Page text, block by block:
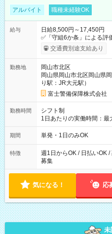
アルバイト 職種未経験OK
給与
日給8,500円～17,450円
✅「守組6か条」による評価制度！✅ 通常日
上記評価制度により「S
を支給します。 (1)上記
14,375円 (3)上記現場が
者が現場までの運転者の
------------------------------- *
時間の場合、時給3,490円
り上位の資格取得やリー
れます！ ※日当支給時振込手数料等は一切ありません。 【試用
期間】試用期間なし
交通費別途支給あり
勤務地
岡山市北区
岡山県岡山市北区岡山県
り駅：JR大元駅）
富士警備保障株式会社
勤務時間
シフト制
1日あたりの実働時間：
(1) 8：00~17:00（休憩１
全額支給！） 例(3)
期間 単発・1日のみOK
特徴
週1日からOK / 日払いOK
募集
気になる！ 応
未